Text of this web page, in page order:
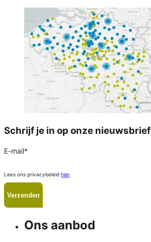
Schrijf je in op onze nieuwsbrief
E-mail*
Lees ons privacybeleid hier.
Ons aanbod